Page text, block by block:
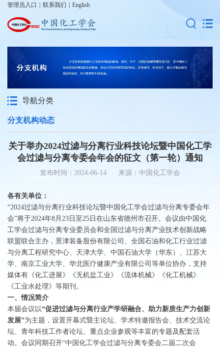
管理员入口 联系我们 English
导航分类
分支机构动态
关于举办2024过滤与分离行业科技论坛暨中国化工学
会过滤与分离专委会年会的征文（第一轮）通知
发布时间：2024-06-14 来源：中国化工学会
各有关单位：
“2024过滤与分离行业科技论坛暨中国化工学会过滤与分离专委会年
会”将于2024年8月23日至25日在山东省德州市召开。会议由中国化
工学会过滤与分离专业委员会和全国过滤与分离产业技术创新战略
联盟联合主办，景津装备股份有限公司、全国石油和化工行业过滤
与分离工程研究中心、天津大学、中国石油大学（华东）、江苏大
学、南京工业大学、华北医疗健康产业有限公司等单位协办，支持
媒体有《化工进展》《无机盐工业》《流体机械》《化工机械》
《工业水处理》等期刊。
一、情况简介
本届会议以“促进过滤与分离行业产学研融合、助力新质生产力创新
发展”为主题，设置开幕式暨主论坛、学术特邀报告会、技术交流论
坛、青年科技工作者论坛、重点企业参观等丰富的专题及配套活
动。会议同期召开“中国化工学会过滤与分离专委会二届二次会